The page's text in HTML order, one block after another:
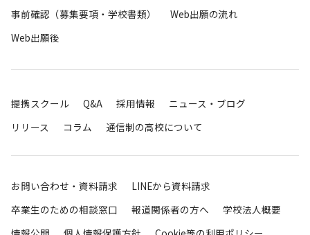
事前確認（募集要項・学校書類）
Web出願の流れ
Web出願後
提携スクール Q&A 採用情報
ニュース・ブログ
リリース
コラム 通信制の高校について
お問い合わせ・資料請求
LINEから資料請求
卒業生のための相談窓口
報道関係者の方へ
学校法人概要